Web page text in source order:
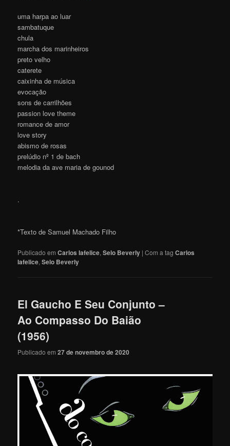
uma harpa ao luar
sambatuque
chula
marcha dos marinheiros
preto velho
caterete
caixinha de música
evocação
sons de carrilhões
passion love theme
romance de amor
love story
abismo de rosas
prelúdio nº 1 de bach
melodia da ave maria de gounod
.
*Texto de Samuel Machado Filho
Publicado em Carlos Iafelice,Selo Beverly |Com a tagCarlos
Iafelice,Selo Beverly
El Gaucho E Seu Conjunto –
Ao Compasso Do Baião
(1956)
Publicado em27 de novembro de 2020